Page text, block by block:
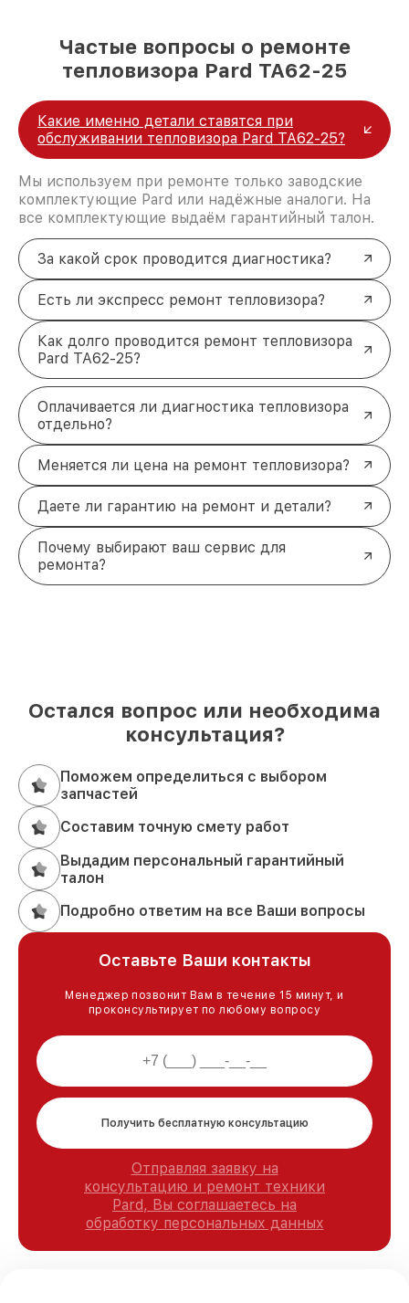
Частые вопросы о ремонте
тепловизора Pard TA62-25
Какие именно детали ставятся при
обслуживании тепловизора Pard TA62-25?
Мы используем при ремонте только заводские
комплектующие Pard или надёжные аналоги. На
все комплектующие выдаём гарантийный талон.
За какой срок проводится диагностика?
Есть ли экспресс ремонт тепловизора?
Как долго проводится ремонт тепловизора
Pard TA62-25?
Оплачивается ли диагностика тепловизора
отдельно?
Меняется ли цена на ремонт тепловизора?
Даете ли гарантию на ремонт и детали?
Почему выбирают ваш сервис для
ремонта?
Остался вопрос или необходима
консультация?
Поможем определиться с выбором
запчастей
Составим точную смету работ
Выдадим персональный гарантийный
талон
Подробно ответим на все Ваши вопросы
Оставьте Ваши контакты
Менеджер позвонит Вам в течение 15 минут, и
проконсультирует по любому вопросу
Получить бесплатную консультацию
Отправляя заявку на
консультацию и ремонт техники
Pard, Вы соглашаетесь на
обработку персональных данных